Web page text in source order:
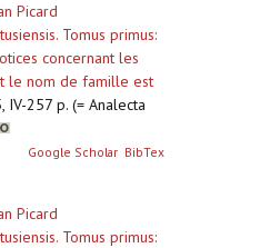
Picard
Tomus primus:
concernant les
le nom de famille est
IV-257 p. (= Analecta
Google Scholar BibTex
Picard
Tomus primus: